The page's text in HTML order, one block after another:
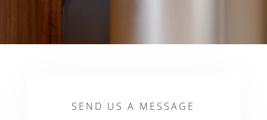
SEND US A MESSAGE